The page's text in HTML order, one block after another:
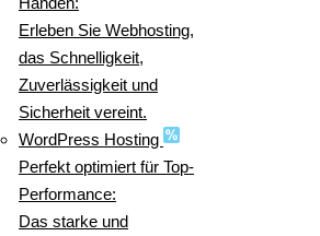
Erleben Sie Webhosting,
das Schnelligkeit,
Zuverlässigkeit und
Sicherheit vereint.
WordPress Hosting
Perfekt optimiert für Top-
Performance:
Das starke und